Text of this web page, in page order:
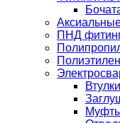
ПНД
Втулки